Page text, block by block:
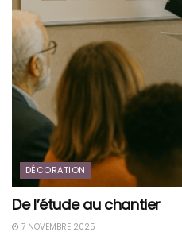
DÉCORATION
De l’étude au chantier
7 NOVEMBRE 2025